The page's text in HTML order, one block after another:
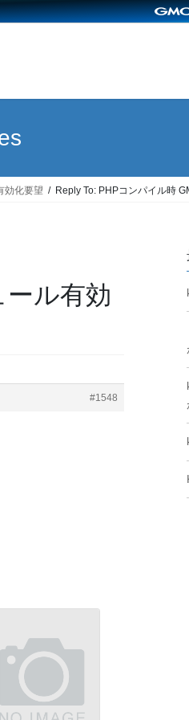
効化要望 Reply To: PHPコンパイル時
ル有効
#1548